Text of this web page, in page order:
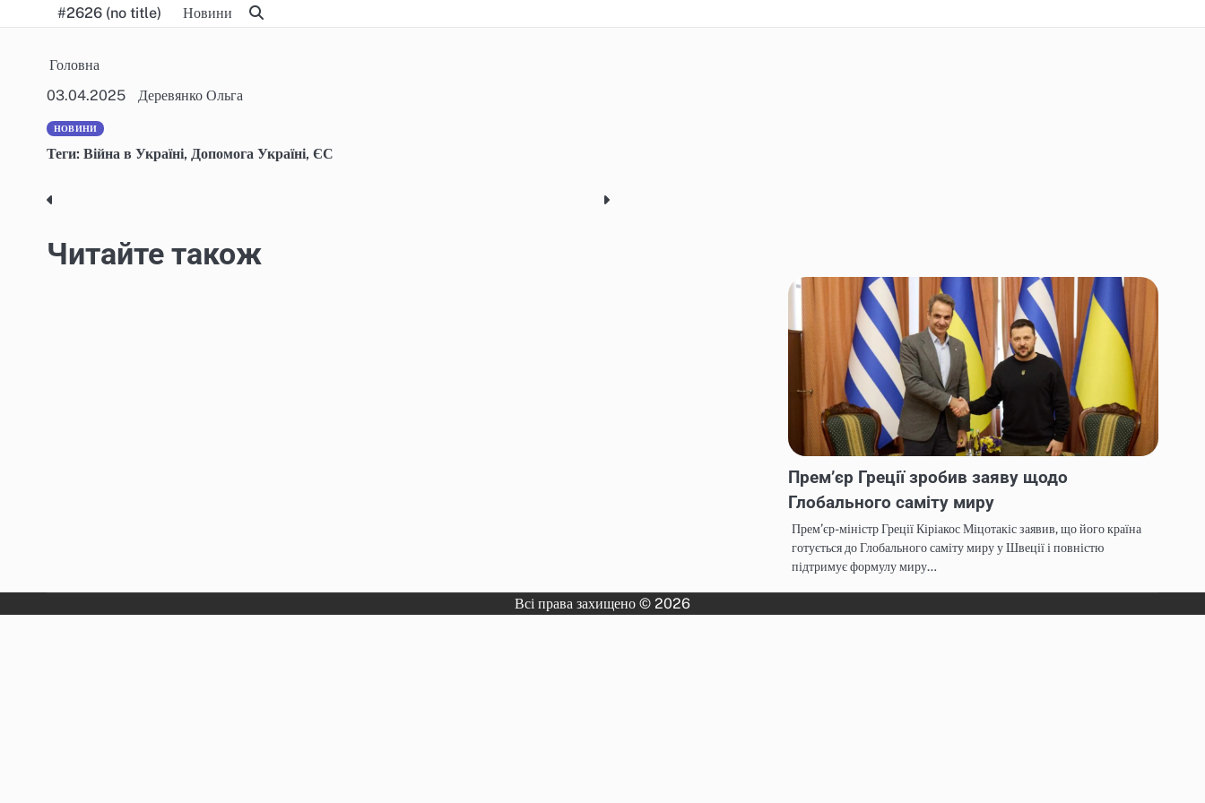
to
#2626 (no title) Новини
Головна
03.04.2025
Деревянко Ольга
НОВИНИ
Теги: Війна в Україні, Допомога Україні, ЄС
Post
navigation
Читайте також
Прем’єр Греції зробив заяву щодо
Глобального саміту миру
Прем’єр-міністр Греції Кіріакос Міцотакіс заявив, що його країна
готується до Глобального саміту миру у Швеції і повністю
підтримує формулу миру…
Всі права захищено © 2026